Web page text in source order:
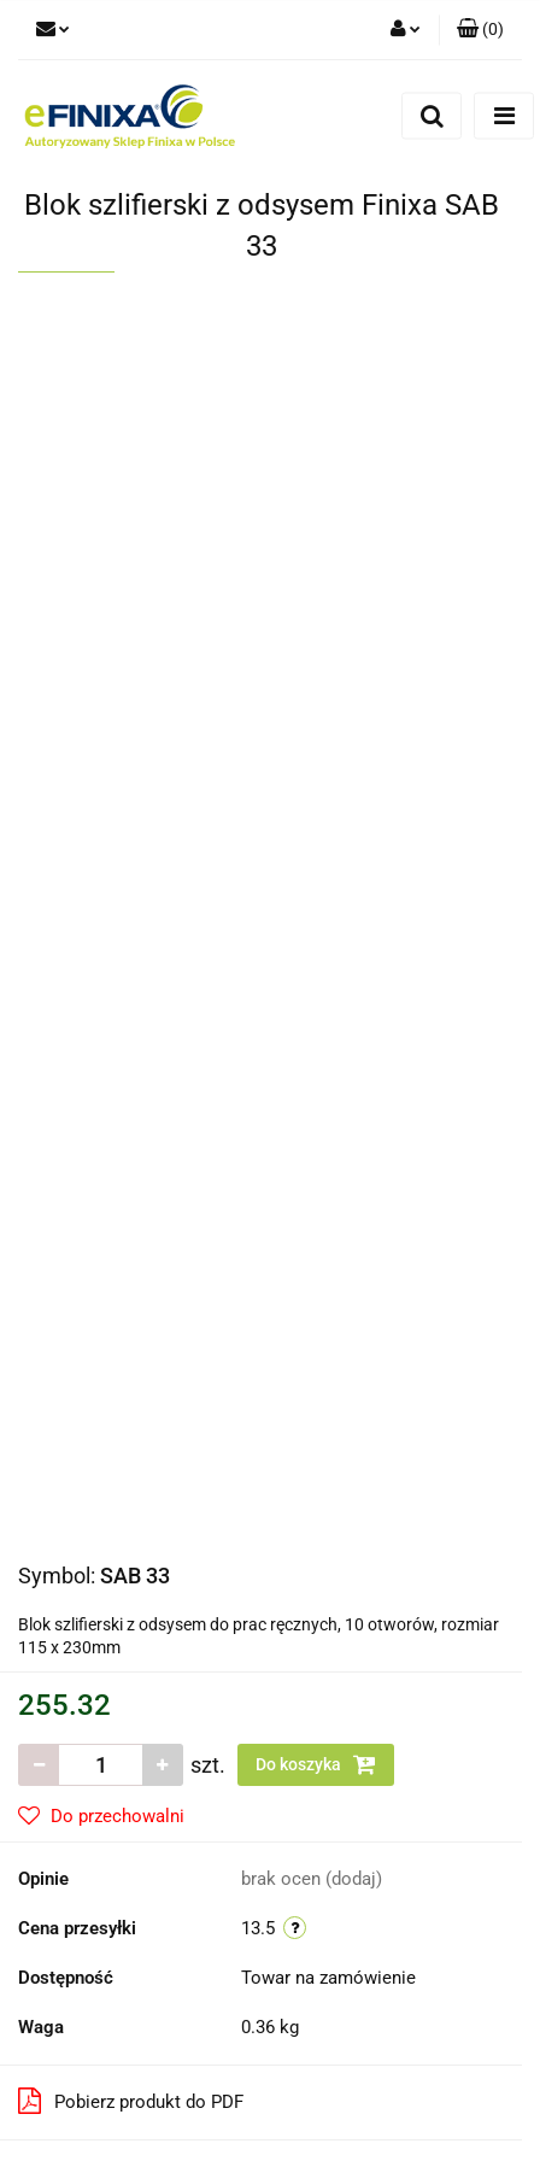
(0)
Blok szlifierski z odsysem Finixa SAB
33
Symbol: SAB 33
Blok szlifierski z odsysem do prac ręcznych, 10 otworów, rozmiar
115 x 230mm
255.32
szt. Do koszyka
Do przechowalni
Opinie brak ocen (dodaj)
Cena przesyłki 13.5
Dostępność Towar na zamówienie
Waga 0.36 kg
Pobierz produkt do PDF